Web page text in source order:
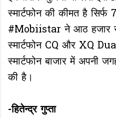
स्मार्टफोन की कीमत है
#Mobiistar ने आठ हजार
स्मार्टफोन CQ और XQ
स्मार्टफोन बाजार में अपनी
की है।
-हितेन्द्र गुप्ता